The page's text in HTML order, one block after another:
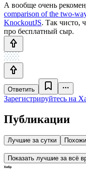
А вообще очень
comparison of the two-
KnockoutJS. Так чисто,
про бесплатный сыр.
Ответить
Зарегистрируйтесь на
Публикации
Лучшие за сутки
Показать лучшие за всё